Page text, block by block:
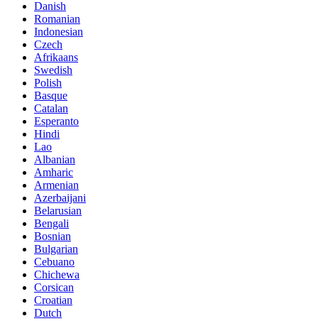
Danish
Romanian
Indonesian
Czech
Afrikaans
Swedish
Polish
Basque
Catalan
Esperanto
Hindi
Lao
Albanian
Amharic
Armenian
Azerbaijani
Belarusian
Bengali
Bosnian
Bulgarian
Cebuano
Chichewa
Corsican
Croatian
Dutch